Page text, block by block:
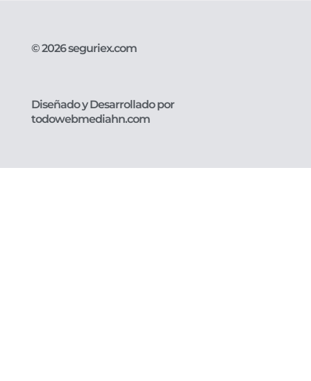
© 2026 seguriex.com
Diseñado y Desarrollado por
todowebmediahn.com